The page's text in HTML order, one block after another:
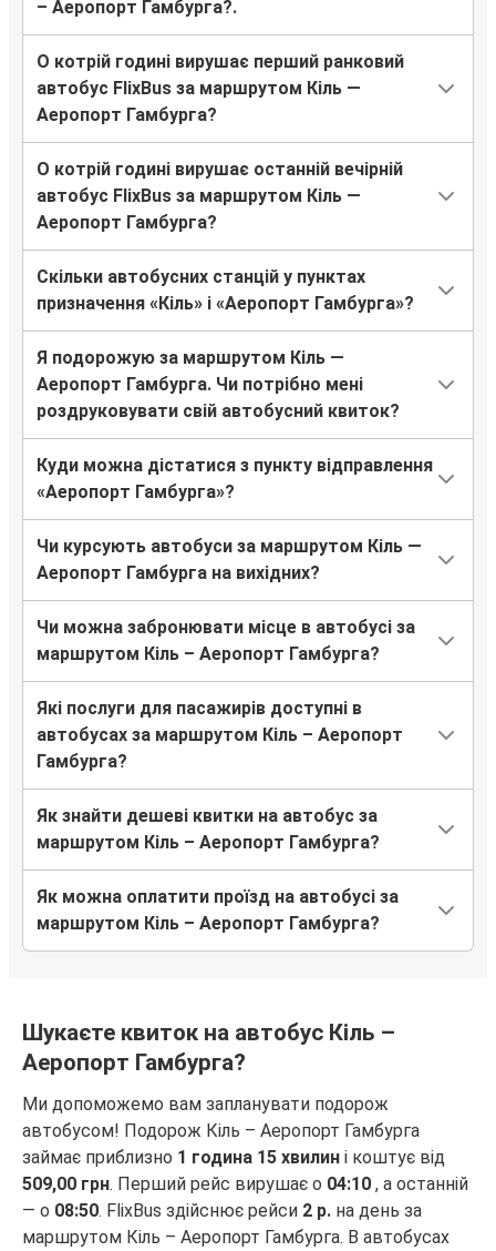
– Аеропорт Гамбурга?.
О котрій годині вирушає перший ранковий
автобус FlixBus за маршрутом Кіль —
Аеропорт Гамбурга?
О котрій годині вирушає останній вечірній
автобус FlixBus за маршрутом Кіль —
Аеропорт Гамбурга?
Скільки автобусних станцій у пунктах
призначення «Кіль» і «Аеропорт Гамбурга»?
Я подорожую за маршрутом Кіль —
Аеропорт Гамбурга. Чи потрібно мені
роздруковувати свій автобусний квиток?
Куди можна дістатися з пункту відправлення
«Аеропорт Гамбурга»?
Чи курсують автобуси за маршрутом Кіль —
Аеропорт Гамбурга на вихідних?
Чи можна забронювати місце в автобусі за
маршрутом Кіль – Аеропорт Гамбурга?
Які послуги для пасажирів доступні в
автобусах за маршрутом Кіль – Аеропорт
Гамбурга?
Як знайти дешеві квитки на автобус за
маршрутом Кіль – Аеропорт Гамбурга?
Як можна оплатити проїзд на автобусі за
маршрутом Кіль – Аеропорт Гамбурга?
Шукаєте квиток на автобус Кіль –
Аеропорт Гамбурга?
Ми допоможемо вам запланувати подорож
автобусом! Подорож Кіль – Аеропорт Гамбурга
займає приблизно 1 година 15 хвилин і коштує від
509,00 грн. Перший рейс вирушає о 04:10 , а останній
— о 08:50. FlixBus здійснює рейси 2 р. на день за
маршрутом Кіль – Аеропорт Гамбурга. В автобусах